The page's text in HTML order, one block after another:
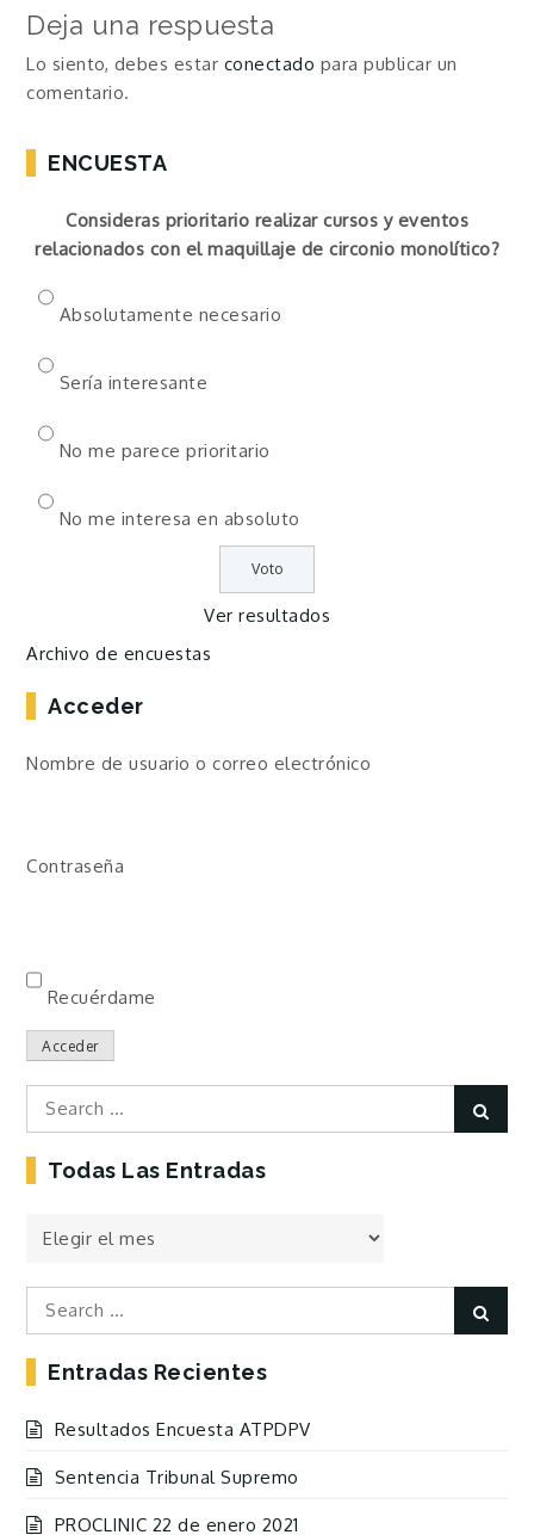
entradas
Deja una respuesta
Lo siento, debes estar conectado para publicar un
comentario.
ENCUESTA
Consideras prioritario realizar cursos y eventos
relacionados con el maquillaje de circonio monolítico?
Absolutamente necesario
Sería interesante
No me parece prioritario
No me interesa en absoluto
Ver resultados
Archivo de encuestas
Acceder
Nombre de usuario o correo electrónico
Contraseña
Recuérdame
Acceder
Search
for:
Todas Las Entradas
Todas
Entradas
Search
for:
Entradas Recientes
Resultados Encuesta ATPDPV
Sentencia Tribunal Supremo
PROCLINIC 22 de enero 2021